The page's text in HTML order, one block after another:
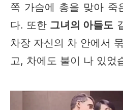
쪽 가슴에 총을 맞아 죽
다. 또한 그녀의 아들도
차장 자신의 차 안에서
고, 차에도 불이 나 있었